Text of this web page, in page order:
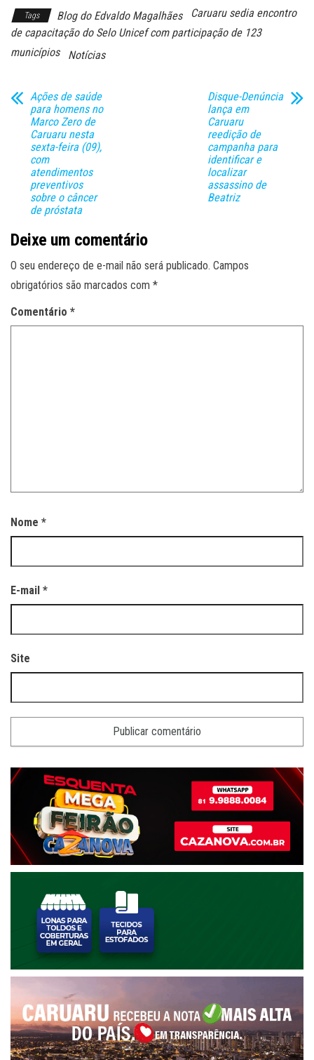
Tags Blog do Edvaldo Magalhães
Caruaru sedia encontro
de capacitação do Selo Unicef com participação de 123
municípios
Notícias
Ações de saúde
para homens no
Marco Zero de
Caruaru nesta
sexta-feira (09),
com
atendimentos
preventivos
sobre o câncer
de próstata
Disque-Denúncia
lança em
Caruaru
reedição de
campanha para
identificar e
localizar
assassino de
Beatriz
Deixe um comentário
O seu endereço de e-mail não será publicado. Campos
obrigatórios são marcados com *
Comentário *
Nome *
E-mail *
Site